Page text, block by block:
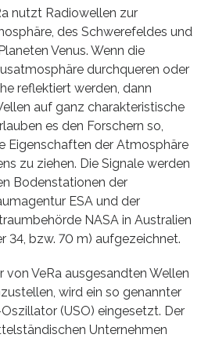
nutzt Radiowellen zur
des Schwerefeldes und
Venus. Wenn die
durchqueren oder
reflektiert werden, dann
auf ganz charakteristische
es den Forschern so,
Eigenschaften der Atmosphäre
zu ziehen. Die Signale werden
Bodenstationen der
ESA und der
NASA in Australien
34, bzw. 70 m) aufgezeichnet.
von VeRa ausgesandten Wellen
wird ein so genannter
(USO) eingesetzt. Der
Unternehmen